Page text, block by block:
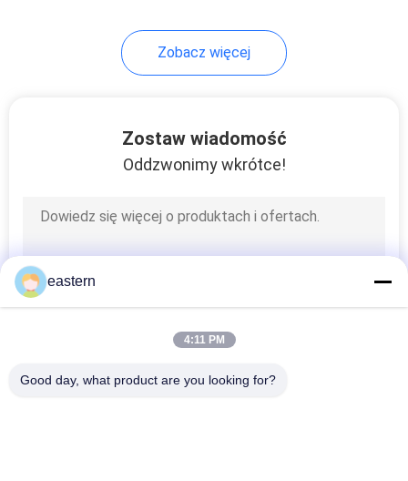
Bezpieczeństwo
Zobacz więcej
Zostaw wiadomość
Oddzwonimy wkrótce!
eastern
4:11 PM
Good day, what product are you looking for?